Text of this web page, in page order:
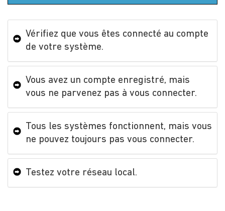
Vérifiez que vous êtes connecté au compte
de votre système.
Vous avez un compte enregistré, mais
vous ne parvenez pas à vous connecter.
Tous les systèmes fonctionnent, mais vous
ne pouvez toujours pas vous connecter.
Testez votre réseau local.